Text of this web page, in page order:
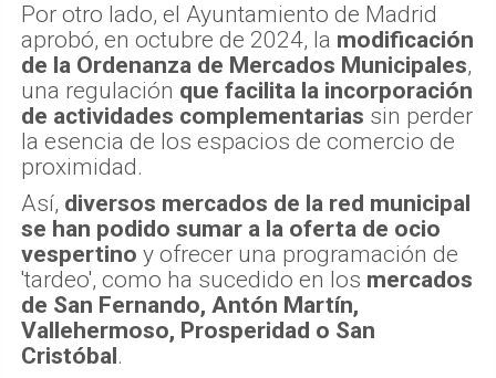
Por otro lado, el Ayuntamiento de Madrid
aprobó, en octubre de 2024, la modificación
de la Ordenanza de Mercados Municipales,
una regulación que facilita la incorporación
de actividades complementarias sin perder
la esencia de los espacios de comercio de
proximidad.
Así, diversos mercados de la red municipal
se han podido sumar a la oferta de ocio
vespertino y ofrecer una programación de
'tardeo', como ha sucedido en los mercados
de San Fernando, Antón Martín,
Vallehermoso, Prosperidad o San
Cristóbal .